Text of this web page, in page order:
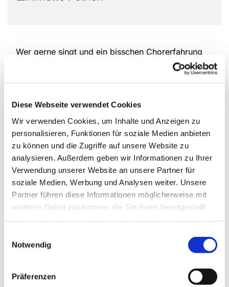
Diese Webseite verwendet Cookies
Wir verwenden Cookies, um Inhalte und Anzeigen zu
personalisieren, Funktionen für soziale Medien anbieten
zu können und die Zugriffe auf unsere Website zu
analysieren. Außerdem geben wir Informationen zu Ihrer
Verwendung unserer Website an unsere Partner für
soziale Medien, Werbung und Analysen weiter. Unsere
Partner führen diese Informationen möglicherweise mit
weiteren Daten zusammen, die Sie ihnen bereitgestellt
Notwendig
Präferenzen
Wer gerne singt und ein bisschen Chorerfahrung
hat, ist herzlich willkommen, bei der Kantorei
reinzuschauen und mitzumachen. Das Repertoire
Komponisten wie Bach, Mendelssohn, Schütz,
Gospels. Die Mitglieder gemischten Alters singen
bei Konzerten, aber auch in Gottesdiensten und bei
anderen Gemeindeveranstalltungen.